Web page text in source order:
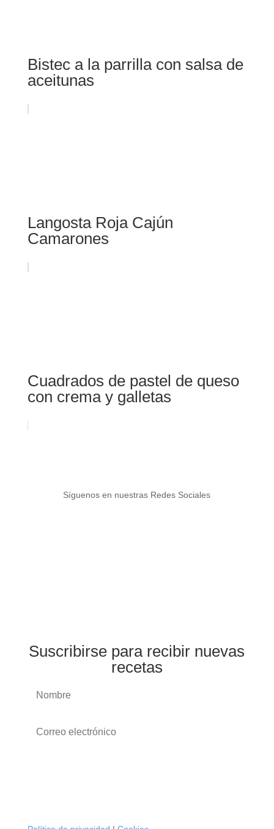
Bistec a la parrilla con salsa de
aceitunas
Langosta Roja Cajún
Camarones
Cuadrados de pastel de queso
con crema y galletas
Síguenos en nuestras Redes Sociales
Suscribirse para recibir nuevas
recetas